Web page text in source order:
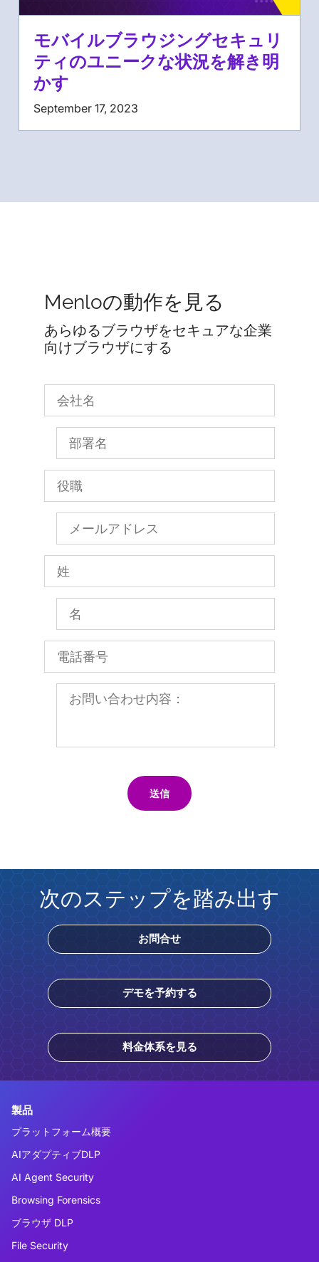
モバイルブラウジングセキュリ
ティのユニークな状況を解き明
かす
September 17, 2023
Menloの動作を見る
あらゆるブラウザをセキュアな企業
向けブラウザにする
送信
次のステップを踏み出す
お問合せ
デモを予約する
料金体系を見る
製品
プラットフォーム概要
AIアダプティブDLP
AI Agent Security
Browsing Forensics
ブラウザ DLP
File Security